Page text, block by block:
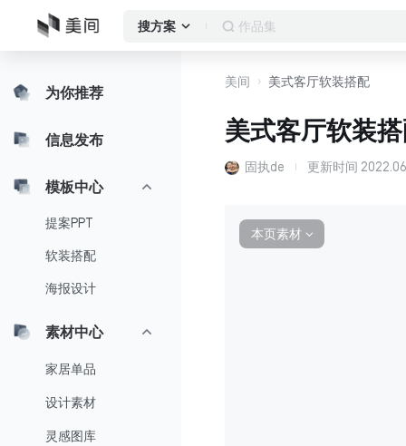
搜方案 窗帘方案
为你推荐
信息发布
模板中心
提案PPT
软装搭配
海报设计
素材中心
家居单品
设计素材
灵感图库
美间 美式客厅软装搭配
美式客厅软装
固执de 更新时间
本页素材 ∨